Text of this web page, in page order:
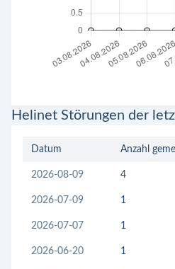
Helinet Störungen der
Datum Anzahl
2026-08-09 4
2026-07-09 1
2026-07-07 1
2026-06-20 1